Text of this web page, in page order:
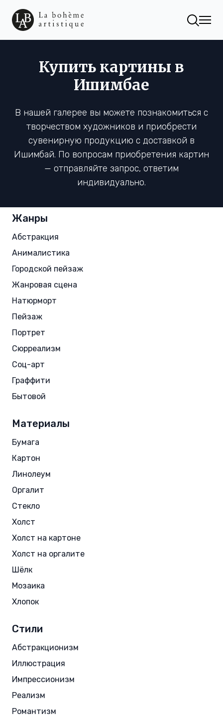
Купить картины в
Ишимбае
В нашей галерее вы можете познакомиться с
творчеством художников и приобрести
сувенирную продукцию с доставкой в
Ишимбай. По вопросам приобретения картин
— отправляйте запрос, ответим
индивидуально.
Жанры
Абстракция
Анималистика
Городской пейзаж
Жанровая сцена
Натюрморт
Пейзаж
Портрет
Сюрреализм
Соц-арт
Граффити
Бытовой
Материалы
Бумага
Картон
Линолеум
Оргалит
Стекло
Холст
Холст на картоне
Холст на оргалите
Шёлк
Мозаика
Хлопок
Стили
Абстракционизм
Иллюстрация
Импрессионизм
Реализм
Романтизм